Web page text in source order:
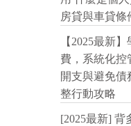
房貸與車貸條
【2025最新
費，系統化控
開支與避免
整行動攻略
[2025最新] 背